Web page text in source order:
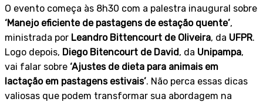
O evento começa às 8h30 com a palestra inaugural sobre
‘Manejo eficiente de pastagens de estação quente’,
ministrada por Leandro Bittencourt de Oliveira, da UFPR.
Logo depois, Diego Bitencourt de David, da Unipampa,
vai falar sobre ‘Ajustes de dieta para animais em
lactação em pastagens estivais’. Não perca essas dicas
valiosas que podem transformar sua abordagem na